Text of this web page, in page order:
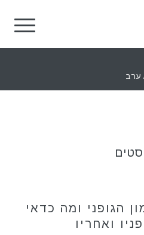
ערב
הגופני ומה כדאי
ואחריו